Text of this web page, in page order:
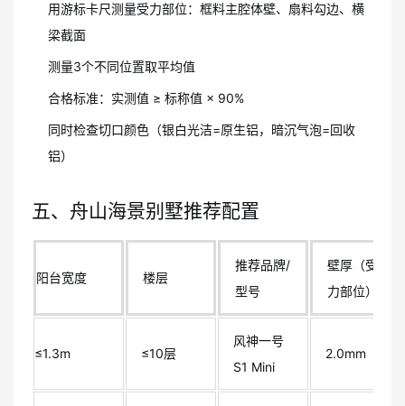
用游标卡尺测量受力部位：框料主腔体壁、扇料勾边、横
梁截面
测量3个不同位置取平均值
合格标准：实测值 ≥ 标称值 × 90%
同时检查切口颜色（银白光洁=原生铝，暗沉气泡=回收
铝）
五、舟山海景别墅推荐配置
阳台宽度 楼层
推荐品牌/
型号
壁厚（受
力部位）
≤1.3m ≤10层
风神一号
S1 Mini
2.0mm